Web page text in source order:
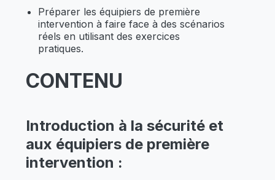
Préparer les équipiers de première
intervention à faire face à des scénarios
réels en utilisant des exercices
pratiques.
CONTENU
Introduction à la sécurité et
aux équipiers de première
intervention :